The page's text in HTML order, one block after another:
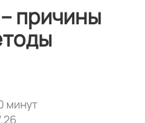
причины
минут